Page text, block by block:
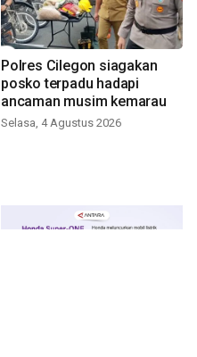
Polres Cilegon siagakan
posko terpadu hadapi
ancaman musim kemarau
Selasa, 4 Agustus 2026